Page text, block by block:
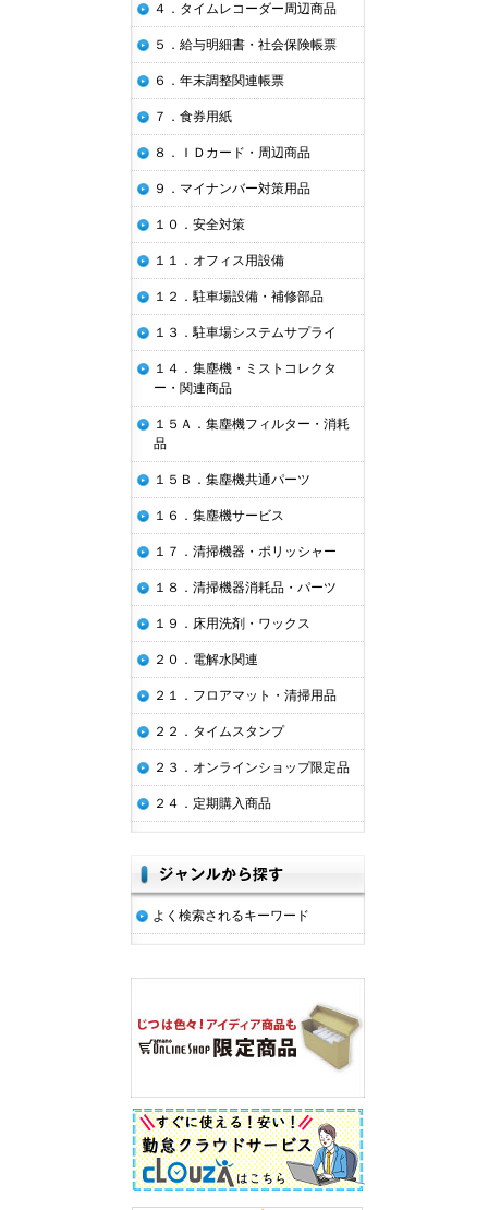
４．タイムレコーダー周辺商品
５．給与明細書・社会保険帳票
６．年末調整関連帳票
７．食券用紙
８．ＩＤカード・周辺商品
９．マイナンバー対策用品
１０．安全対策
１１．オフィス用設備
１２．駐車場設備・補修部品
１３．駐車場システムサプライ
１４．集塵機・ミストコレクタ
ー・関連商品
１５Ａ．集塵機フィルター・消耗
品
１５Ｂ．集塵機共通パーツ
１６．集塵機サービス
１７．清掃機器・ポリッシャー
１８．清掃機器消耗品・パーツ
１９．床用洗剤・ワックス
２０．電解水関連
２１．フロアマット・清掃用品
２２．タイムスタンプ
２３．オンラインショップ限定品
２４．定期購入商品
よく検索されるキーワード